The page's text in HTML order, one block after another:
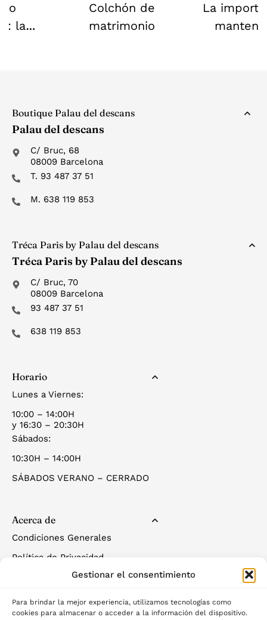
Gestionar el consentimiento
Para brindar la mejor experiencia, utilizamos tecnologías como
cookies para almacenar o acceder a la información del dispositivo.
la
Colchón de
matrimonio
La
Boutique Palau del descans
Palau del descans
C/ Bruc, 68
08009 Barcelona
T. 93 487 37 51
M. 638 119 853
Tréca Paris by Palau del descans
Tréca Paris by Palau del descans
C/ Bruc, 70
08009 Barcelona
93 487 37 51
638 119 853
Horario
Lunes a Viernes:
10:00 – 14:00H
y 16:30 – 20:30H
Sábados:
10:30H – 14:00H
SÁBADOS VERANO – CERRADO
Acerca de
Condiciones Generales
Política de Privacidad
Política de Cookies